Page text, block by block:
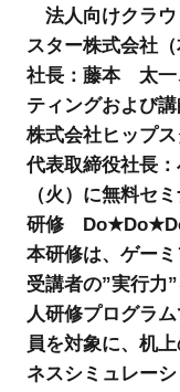
法人向けクラウ
スター株式会社
社長：藤本 太一
ティングおよび
株式会社ヒップス
代表取締役社長
（火）に無料セ
研修 Do★Do★Do
本研修は、ゲーミ
受講者の”実行力
人研修プログラ
員を対象に、机
ネスシミュレー